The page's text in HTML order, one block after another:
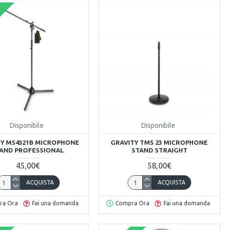
Disponibile
MS4321B MICROPHONE
PROFESSIONAL
45,00€
ACQUISTA
Ora Fai una domanda
Disponibile
GRAVITY TMS 23 MICROPHONE
STAND STRAIGHT
58,00€
ACQUISTA
Compra Ora Fai una domanda